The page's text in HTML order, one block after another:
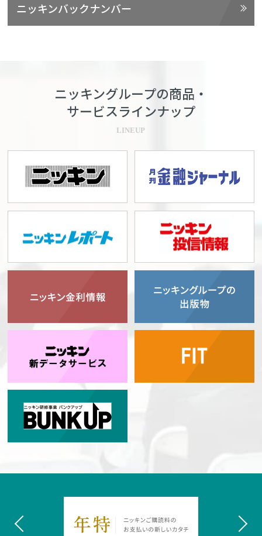
ニッキンバックナンバー
ニッキングループの商品・
サービスラインナップ
LINEUP